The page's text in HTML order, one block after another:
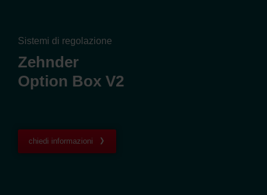
Sistemi di regolazione
Zehnder
Option Box V2
chiedi informazioni